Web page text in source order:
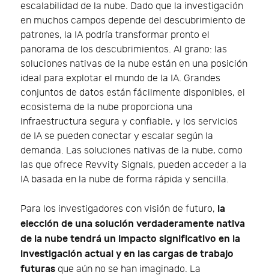
escalabilidad de la nube. Dado que la investigación
en muchos campos depende del descubrimiento de
patrones, la IA podría transformar pronto el
panorama de los descubrimientos. Al grano: las
soluciones nativas de la nube están en una posición
ideal para explotar el mundo de la IA. Grandes
conjuntos de datos están fácilmente disponibles, el
ecosistema de la nube proporciona una
infraestructura segura y confiable, y los servicios
de IA se pueden conectar y escalar según la
demanda. Las soluciones nativas de la nube, como
las que ofrece Revvity Signals, pueden acceder a la
IA basada en la nube de forma rápida y sencilla.
Para los investigadores con visión de futuro, la
elección de una solución verdaderamente nativa
de la nube tendrá un impacto significativo en la
investigación actual y en las cargas de trabajo
futuras que aún no se han imaginado. La